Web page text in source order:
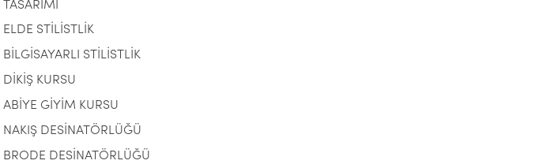
TASARIMI
ELDE STİLİSTLİK
BİLGİSAYARLI STİLİSTLİK
DİKİŞ KURSU
ABİYE GİYİM KURSU
NAKIŞ DESİNATÖRLÜĞÜ
BRODE DESİNATÖRLÜĞÜ